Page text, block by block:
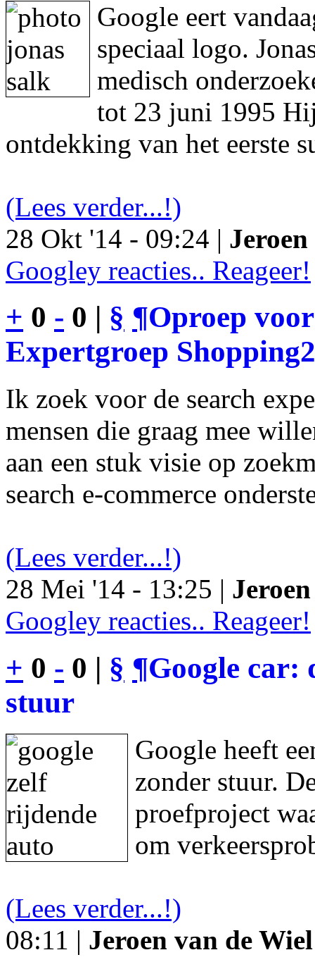
Google eert
speciaal logo.
medisch
tot 23 juni 1995
ontdekking van het eerste
(Lees verder...!)
28 Okt '14 - 09:24 |
Googley reacties.. Reageer!
+ 0 - 0 | § ¶Oproep
Expertgroep
Ik zoek voor de search
mensen die graag mee
aan een stuk visie op
search e-commerce
(Lees verder...!)
28 Mei '14 - 13:25 |
Googley reacties.. Reageer!
+ 0 - 0 | § ¶Google car:
stuur
Google heeft
zonder stuur.
proefproject
om
(Lees verder...!)
08:11 | Jeroen van de Wiel